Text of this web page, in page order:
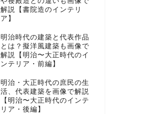
解説【書院造のインテリ
ア】
明治時代の建築と代表作品
とは？擬洋風建築も画像で
解説【明治〜大正時代のイ
ンテリア・前編】
明治・大正時代の庶民の生
活、代表建築を画像で解説
【明治〜大正時代のインテ
リア・後編】